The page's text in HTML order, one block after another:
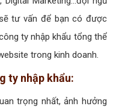
vậy đừng lo lắng, hãy an
Cáo Google công ty
chắn bạn sẽ có được chi
bạn.
quảng cáo Google
quả theo nhu cầu của